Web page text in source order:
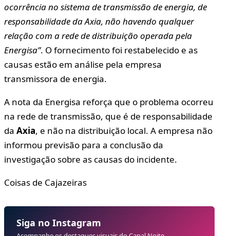
ocorrência no sistema de transmissão de energia, de
responsabilidade da Axia, não havendo qualquer
relação com a rede de distribuição operada pela
Energisa”. O fornecimento foi restabelecido e as
causas estão em análise pela empresa
transmissora de energia.
A nota da Energisa reforça que o problema ocorreu
na rede de transmissão, que é de responsabilidade
da Axia, e não na distribuição local. A empresa não
informou previsão para a conclusão da
investigação sobre as causas do incidente.
Coisas de Cajazeiras
Siga no Instagram